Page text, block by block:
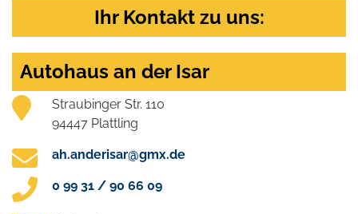
Ihr Kontakt zu uns:
Autohaus an der Isar
Straubinger Str. 110
94447 Plattling
ah.anderisar@gmx.de
0 99 31 / 90 66 09